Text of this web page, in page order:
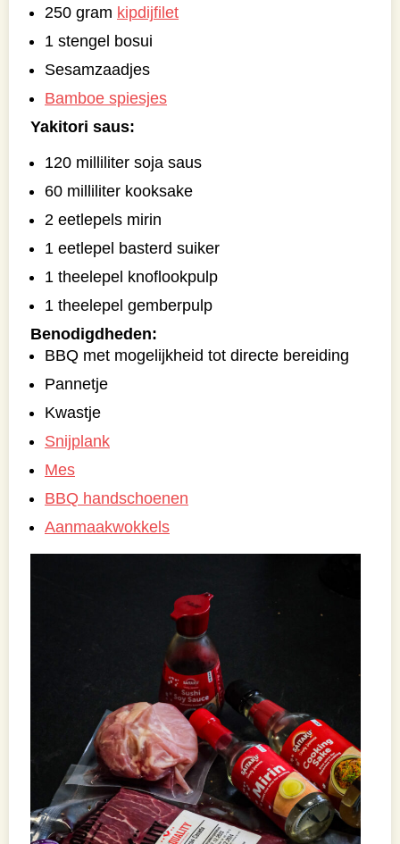
250 gram kipdijfilet
1 stengel bosui
Sesamzaadjes
Bamboe spiesjes
Yakitori saus:
120 milliliter soja saus
60 milliliter kooksake
2 eetlepels mirin
1 eetlepel basterd suiker
1 theelepel knoflookpulp
1 theelepel gemberpulp
Benodigdheden:
BBQ met mogelijkheid tot directe bereiding
Pannetje
Kwastje
Snijplank
Mes
BBQ handschoenen
Aanmaakwokkels